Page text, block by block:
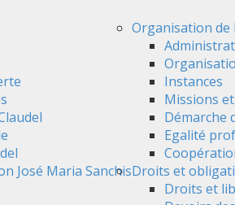
José Maria Sanchis
Organisation de
Instances
Missions
Démarche
Egalité
Droits et
Droits et